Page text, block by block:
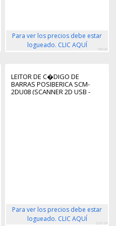
Para ver los precios debe estar
logueado. CLIC AQUÍ
78928
LEITOR DE C�DIGO DE
BARRAS POSIBERICA SCM-
2DU08 (SCANNER 2D USB -
Para ver los precios debe estar
logueado. CLIC AQUÍ
233129